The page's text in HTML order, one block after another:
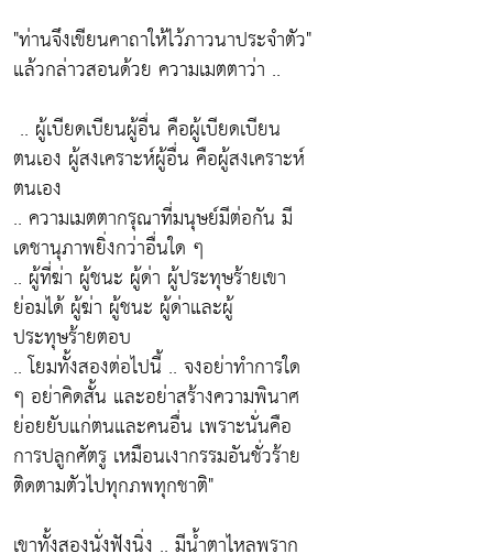
"ท่านจึงเขียนคาถาให้ไว้ภาวนาประจำตัว"
แล้วกล่าวสอนด้วย ความเมตตาว่า ..
.. ผู้เบียดเบียนผู้อื่น คือผู้เบียดเบียน
ตนเอง ผู้สงเคราะห์ผู้อื่น คือผู้สงเคราะห์
ตนเอง
.. ความเมตตากรุณาที่มนุษย์มีต่อกัน มี
เดชานุภาพยิ่งกว่าอื่นใด ๆ
.. ผู้ที่ฆ่า ผู้ชนะ ผู้ด่า ผู้ประทุษร้ายเขา
ย่อมได้ ผู้ฆ่า ผู้ชนะ ผู้ด่าและผู้
ประทุษร้ายตอบ
.. โยมทั้งสองต่อไปนี้ .. จงอย่าทำการใด
ๆ อย่าคิดสั้น และอย่าสร้างความพินาศ
ย่อยยับแก่ตนและคนอื่น เพราะนั่นคือ
การปลูกศัตรู เหมือนเงากรรมอันชั่วร้าย
ติดตามตัวไปทุกภพทุกชาติ"
เขาทั้งสองนั่งฟังนิ่ง .. มีนํ้าตาไหลพราก